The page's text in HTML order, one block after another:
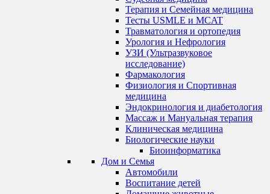
Терапия и Семейная медицина
Тесты USMLE и MCAT
Травматология и ортопедия
Урология и Нефрология
УЗИ (Ультразвуковое
исследование)
Фармакология
Физиология и Спортивная
медицина
Эндокринология и диабетология
Массаж и Мануальная терапия
Клиническая медицина
Биологические науки
Биоинформатика
Дом и Семья
Автомобили
Воспитание детей